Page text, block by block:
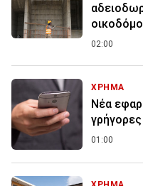
02:00
ΧΡΗΜΑ
Νέα
01:00